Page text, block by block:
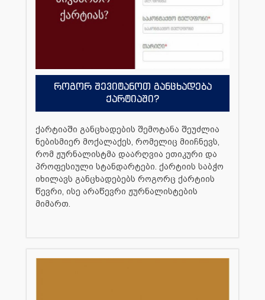
როგორ შევიტანოთ განცხადება
ქარტიაში?
ქარტიაში განცხადების შემოტანა შეუძლია
ნებისმიერ მოქალაქეს, რომელიც მიიჩნევს,
რომ ჟურნალისტმა დაარღვია ეთიკური და
პროფესიული სტანდარტები. ქარტიის საბჭო
იხილავს განცხადებებს როგორც ქარტიის
წევრი, ისე არაწევრი ჟურნალისტების
მიმართ.